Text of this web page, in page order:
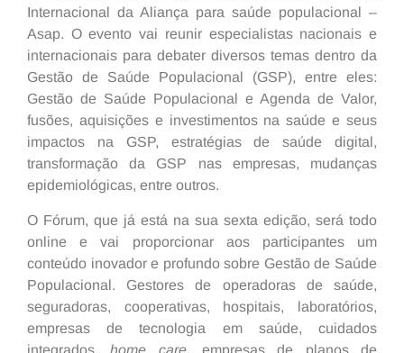
Internacional da Aliança para saúde populacional –
Asap. O evento vai reunir especialistas nacionais e
internacionais para debater diversos temas dentro da
Gestão de Saúde Populacional (GSP), entre eles:
Gestão de Saúde Populacional e Agenda de Valor,
fusões, aquisições e investimentos na saúde e seus
impactos na GSP, estratégias de saúde digital,
transformação da GSP nas empresas, mudanças
epidemiológicas, entre outros.
O Fórum, que já está na sua sexta edição, será todo
online e vai proporcionar aos participantes um
conteúdo inovador e profundo sobre Gestão de Saúde
Populacional. Gestores de operadoras de saúde,
seguradoras, cooperativas, hospitais, laboratórios,
empresas de tecnologia em saúde, cuidados
integrados,home care, empresas de planos de